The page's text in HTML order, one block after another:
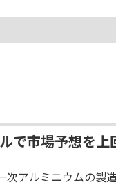
で市場予想を上
アルミニウムの製